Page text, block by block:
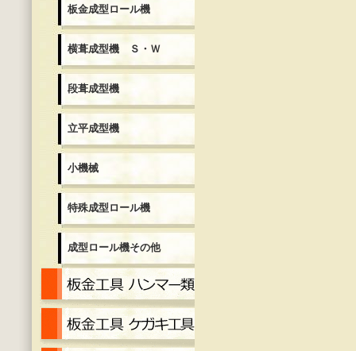
板金成型ロール機
横葺成型機 Ｓ・Ｗ
段葺成型機
立平成型機
小機械
特殊成型ロール機
成型ロール機その他